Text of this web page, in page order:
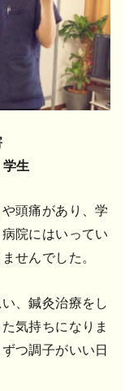
生
頭痛があり、学
院にはいってい
せんでした。
、鍼灸治療をし
気持ちになりま
つ調子がいい日